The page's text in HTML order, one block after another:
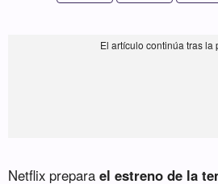
Netflix preparael estreno de la